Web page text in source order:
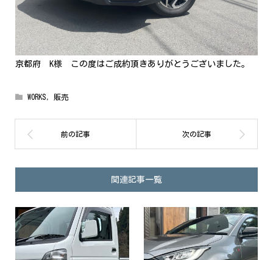
京都府 K様 この度はご成約頂きありがとうございました。
WORKS 販売
関連記事一覧